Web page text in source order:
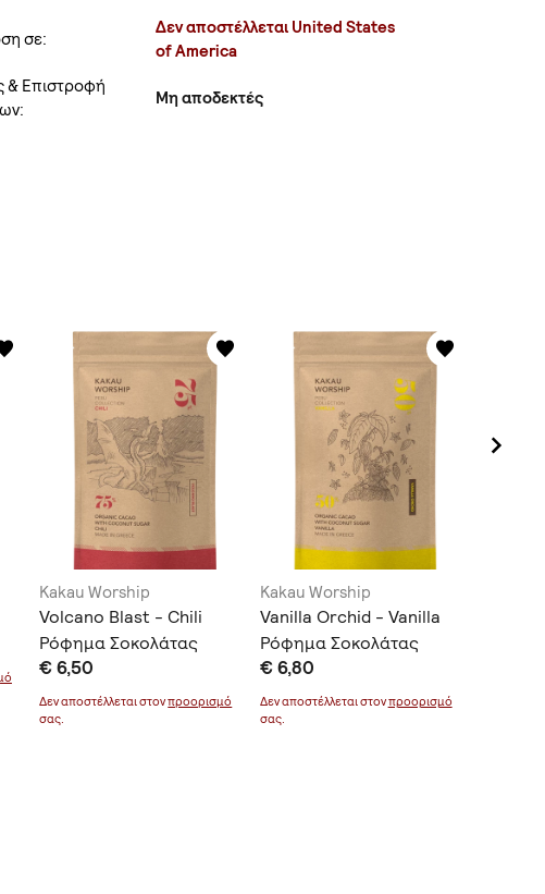
σε:
Δεν αποστέλλεται United States
of America
& Επιστροφή
Μη αποδεκτές
Kakau Worship
Volcano Blast - Chili
Ρόφημα Σοκολάτας
€ 6,50
Δεν αποστέλλεται στονπροορισμό
σας.
Kakau Worship
Vanilla Orchid - Vanilla
Ρόφημα Σοκολάτας
€ 6,80
Δεν αποστέλλεται στονπροορισμό
σας.